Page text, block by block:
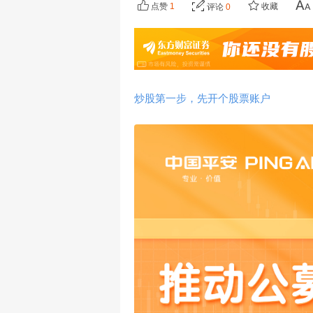
点赞 1 评论 0 收藏
炒股第一步，先开个股票账户